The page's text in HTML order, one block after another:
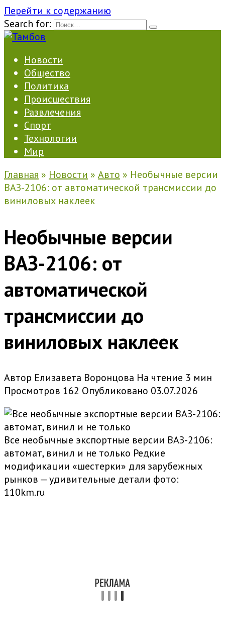
Перейти к содержанию
Search for:
Новости
Общество
Политика
Происшествия
Развлечения
Спорт
Технологии
Мир
Главная » Новости » Авто » Необычные версии
ВАЗ-2106: от автоматической трансмиссии до
виниловых наклеек
Необычные версии
ВАЗ-2106: от
автоматической
трансмиссии до
виниловых наклеек
Автор Елизавета Воронцова На чтение 3 мин
Просмотров 162 Опубликовано 03.07.2026
Все необычные экспортные версии ВАЗ-2106:
автомат, винил и не только Редкие
модификации «шестерки» для зарубежных
рынков — удивительные детали фото:
110km.ru